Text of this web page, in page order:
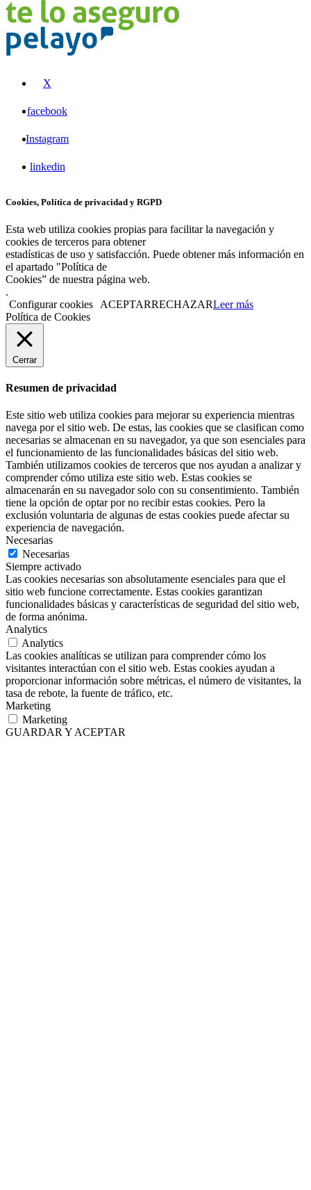
X
facebook
Instagram
linkedin
Cookies, Política de privacidad y RGPD
Esta web utiliza cookies propias para facilitar la navegación y
cookies de terceros para obtener
estadísticas de uso y satisfacción. Puede obtener más información en
el apartado "Política de
Cookies” de nuestra página web.
.
Configurar cookies
ACEPTARRECHAZARLeer más
Política de Cookies
Cerrar
Resumen de privacidad
Este sitio web utiliza cookies para mejorar su experiencia mientras
navega por el sitio web. De estas, las cookies que se clasifican como
necesarias se almacenan en su navegador, ya que son esenciales para
el funcionamiento de las funcionalidades básicas del sitio web.
También utilizamos cookies de terceros que nos ayudan a analizar y
comprender cómo utiliza este sitio web. Estas cookies se
almacenarán en su navegador solo con su consentimiento. También
tiene la opción de optar por no recibir estas cookies. Pero la
exclusión voluntaria de algunas de estas cookies puede afectar su
experiencia de navegación.
Necesarias
Necesarias
Siempre activado
Las cookies necesarias son absolutamente esenciales para que el
sitio web funcione correctamente. Estas cookies garantizan
funcionalidades básicas y características de seguridad del sitio web,
de forma anónima.
Analytics
Analytics
Las cookies analíticas se utilizan para comprender cómo los
visitantes interactúan con el sitio web. Estas cookies ayudan a
proporcionar información sobre métricas, el número de visitantes, la
tasa de rebote, la fuente de tráfico, etc.
Marketing
Marketing
GUARDAR Y ACEPTAR